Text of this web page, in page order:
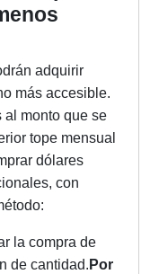
adquirir
más accesible.
al monto que se
tope mensual
dólares
con
la compra de
de cantidad. Por